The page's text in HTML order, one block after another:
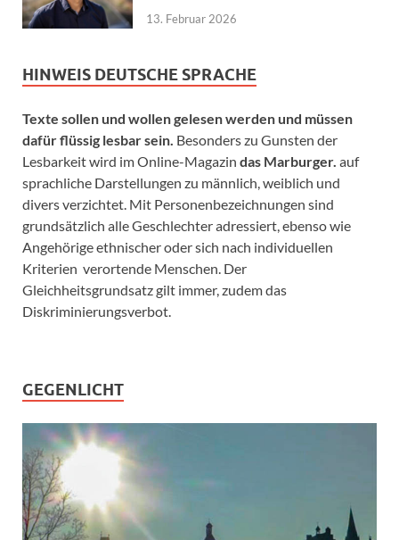
13. Februar 2026
HINWEIS DEUTSCHE SPRACHE
Texte sollen und wollen gelesen werden und müssen
dafür flüssig lesbar sein. Besonders zu Gunsten der
Lesbarkeit wird im Online-Magazin das Marburger. auf
sprachliche Darstellungen zu männlich, weiblich und
divers verzichtet. Mit Personenbezeichnungen sind
grundsätzlich alle Geschlechter adressiert, ebenso wie
Angehörige ethnischer oder sich nach individuellen
Kriterien verortende Menschen. Der
Gleichheitsgrundsatz gilt immer, zudem das
Diskriminierungsverbot.
GEGENLICHT